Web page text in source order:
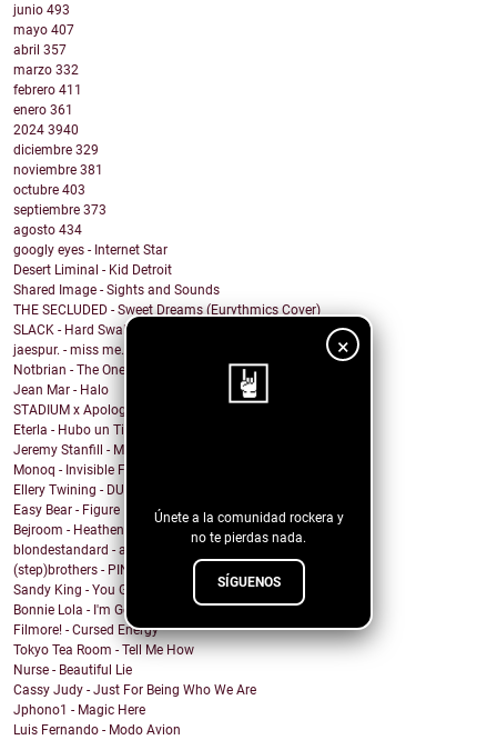
×
Únete a la comunidad rockera y
no te pierdas nada.
SÍGUENOS
junio 493
mayo 407
abril 357
marzo 332
febrero 411
enero 361
2024 3940
diciembre 329
noviembre 381
octubre 403
septiembre 373
agosto 434
googly eyes - Internet Star
Desert Liminal - Kid Detroit
Shared Image - Sights and Sounds
THE SECLUDED - Sweet Dreams (Eurythmics Cover)
SLACK - Hard Swallows
jaespur. - miss me.
Notbrian - The One
Jean Mar - Halo
STADIUM x Apologygrl - Ocean Wave
Eterla - Hubo un Tiempo
Jeremy Stanfill - Moving Day
Monoq - Invisible Finish Line
Ellery Twining - DUSTY SPRINGFIELD'S RECORD COLLEC...
Easy Bear - Figure It Out
Bejroom - Heathens
blondestandard - arms of another
(step)brothers - PINOT NOIR
Sandy King - You Got Me Mixed Up With That Bottle
Bonnie Lola - I'm Going Home
Filmore! - Cursed Energy
Tokyo Tea Room - Tell Me How
Nurse - Beautiful Lie
Cassy Judy - Just For Being Who We Are
Jphono1 - Magic Here
Luis Fernando - Modo Avion